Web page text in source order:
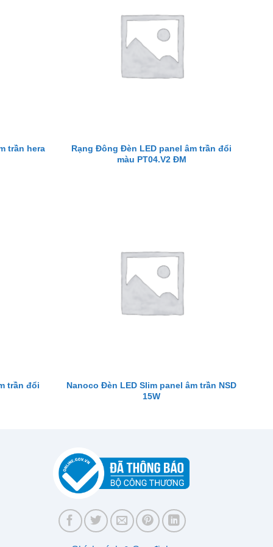
trần hera
Rạng Đông Đèn LED panel âm trần đổi
màu PT04.V2 ĐM
trần đổi
Nanoco Đèn LED Slim panel âm trần NSD
15W